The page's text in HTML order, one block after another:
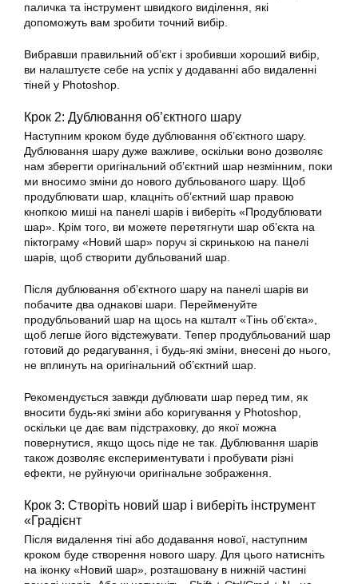
паличка та інструмент швидкого виділення, які
допоможуть вам зробити точний вибір.
Вибравши правильний об’єкт і зробивши хороший вибір,
ви налаштуєте себе на успіх у додаванні або видаленні
тіней у Photoshop.
Крок 2: Дублювання об’єктного шару
Наступним кроком буде дублювання об’єктного шару.
Дублювання шару дуже важливе, оскільки воно дозволяє
нам зберегти оригінальний об’єктний шар незмінним, поки
ми вносимо зміни до нового дубльованого шару. Щоб
продублювати шар, клацніть об’єктний шар правою
кнопкою миші на панелі шарів і виберіть «Продублювати
шар». Крім того, ви можете перетягнути шар об’єкта на
піктограму «Новий шар» поруч зі скринькою на панелі
шарів, щоб створити дубльований шар.
Після дублювання об’єктного шару на панелі шарів ви
побачите два однакові шари. Перейменуйте
продубльований шар на щось на кшталт «Тінь об’єкта»,
щоб легше його відстежувати. Тепер продубльований шар
готовий до редагування, і будь-які зміни, внесені до нього,
не вплинуть на оригінальний об’єктний шар.
Рекомендується завжди дублювати шар перед тим, як
вносити будь-які зміни або коригування у Photoshop,
оскільки це дає вам підстраховку, до якої можна
повернутися, якщо щось піде не так. Дублювання шарів
також дозволяє експериментувати і пробувати різні
ефекти, не руйнуючи оригінальне зображення.
Крок 3: Створіть новий шар і виберіть інструмент
«Градієнт
Після видалення тіні або додавання нової, наступним
кроком буде створення нового шару. Для цього натисніть
на іконку «Новий шар», розташовану в нижній частині